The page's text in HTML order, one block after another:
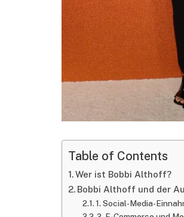
Table of Contents
Wer ist Bobbi Althoff?
Bobbi Althoff und der
1. Social-Media-